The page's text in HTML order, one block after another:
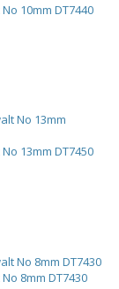
10mm DT7440
13mm DT7450
8mm DT7430